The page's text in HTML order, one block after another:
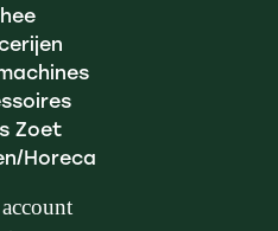
Zoet
Horeca